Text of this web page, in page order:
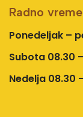
Radno vreme
Ponedeljak –
Subota 08.30
Nedelja 08.30